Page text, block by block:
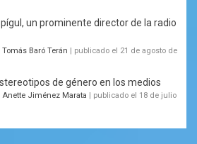
un prominente director de la radio
Tomás Baró Terán
publicado el 21 de agosto de
de género en los medios
Anette Jiménez Marata
publicado el 18 de julio